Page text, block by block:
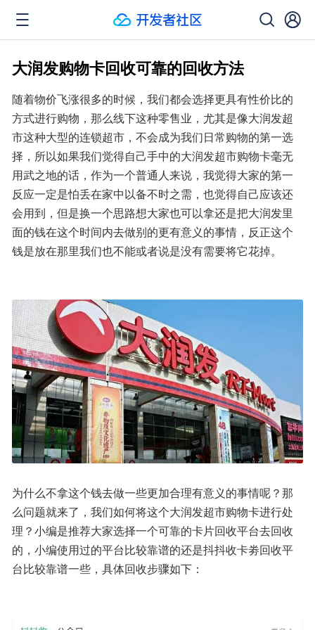
大润发购物卡回收可靠的回收方法
随着物价飞涨很多的时候，我们都会选择更具有性价比的
方式进行购物，那么线下这种零售业，尤其是像大润发超
市这种大型的连锁超市，不会成为我们日常购物的第一选
择，所以如果我们觉得自己手中的大润发超市购物卡毫无
用武之地的话，作为一个普通人来说，我觉得大家的第一
反应一定是怕丢在家中以备不时之需，也觉得自己应该还
会用到，但是换一个思路想大家也可以拿还是把大润发里
面的钱在这个时间内去做别的更有意义的事情，反正这个
钱是放在那里我们也不能或者说是没有需要将它花掉。
为什么不拿这个钱去做一些更加合理有意义的事情呢？那
么问题就来了，我们如何将这个大润发超市购物卡进行处
理？小编是推荐大家选择一个可靠的卡片回收平台去回收
的，小编使用过的平台比较靠谱的还是抖抖收卡劵回收平
台比较靠谱一些，具体回收步骤如下：